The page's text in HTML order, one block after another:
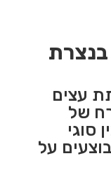
בנצרת
עצים
של
סוגי
על